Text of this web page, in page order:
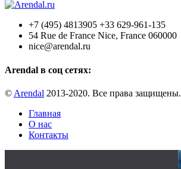
+7 (495) 4813905 +33 629-961-135
54 Rue de France Nice, France 060000
nice@arendal.ru
Arendal в соц сетях:
© Arendal 2013-2020. Все права защищены.
Главная
О нас
Контакты